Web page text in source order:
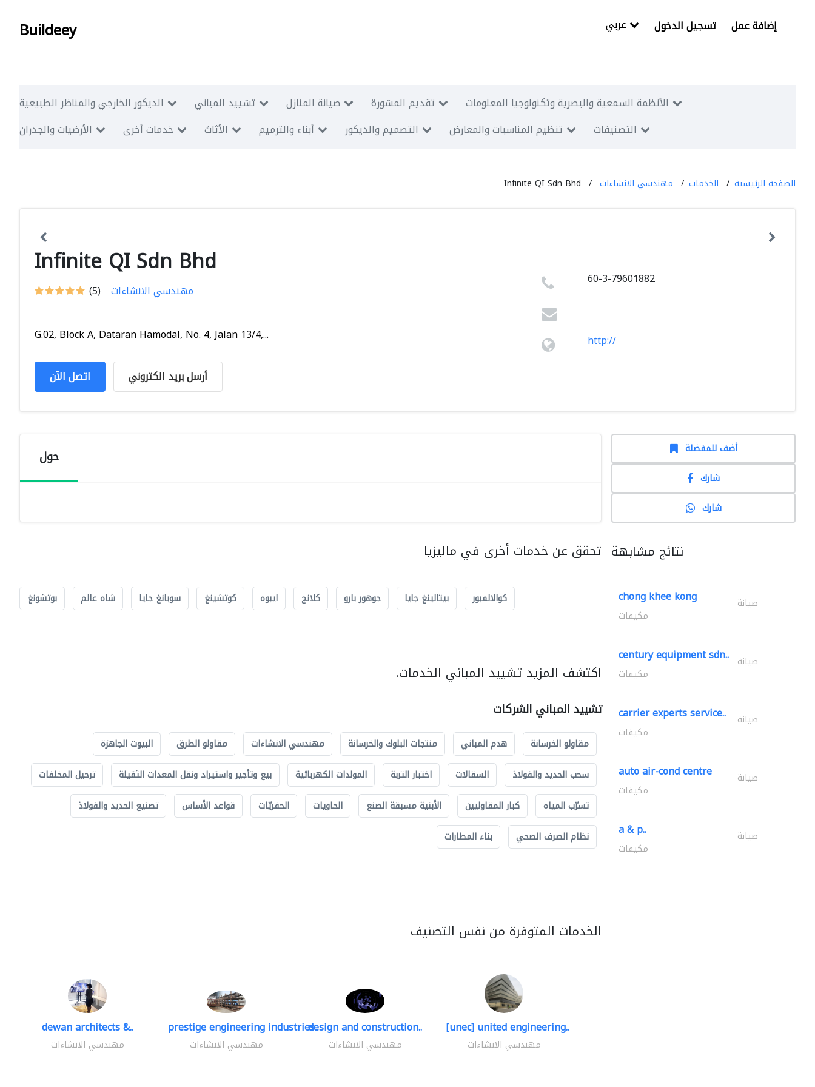
Buildeey تسجيل الدخول إضافة عمل
الديكور الخارجي والمناظر الطبيعية تشييد المباني صيانة المنازل تقديم المشورة
الأنظمة السمعية والبصرية وتكنولوجيا المعلومات
الأرضيات والجدران
خدمات أخرى الأثاث أبناء والترميم التصميم والديكور تنظيم المناسبات والمعارض التصنيفات
الصفحة الرئيسية الخدمات مهندسي الانشاءات Infinite QI Sdn Bhd
Infinite QI Sdn Bhd
(5) مهندسي الانشاءات
G.02, Block A, Dataran Hamodal, No. 4, Jalan 13/4,...
اتصل الآن أرسل بريد الكتروني
60-3-79601882
http://
حول
تحقق عن خدمات أخرى في ماليزيا
كوالالمبور بيتالينغ جايا جوهور بارو كلانج ايبوه كوتشينغ سوبانغ جايا شاه عالم بوتشونغ
اكتشف المزيد تشييد المباني الخدمات.
تشييد المباني الشركات
مقاولو الخرسانة هدم المباني منتجات البلوك والخرسانة مهندسي الانشاءات مقاولو الطرق
البيوت الجاهزة
سحب الحديد والفولاذ
السقالات اختبار التربة المولدات الكهربائية بيع وتأجير واستيراد ونقل المعدات الثقيلة
ترحيل المخلفات
تسرّب المياه
كبار المقاوليين الأبنية مسبقة الصنع الحاويات الحفريّات قواعد الأساس
تصنيع الحديد والفولاذ
نظام الصرف الصحي
بناء المطارات
الخدمات المتوفرة من نفس التصنيف
dewan architects &..
مهندسي الانشاءات
prestige engineering industries..
مهندسي الانشاءات
design and construction..
مهندسي الانشاءات
[unec] united engineering..
مهندسي الانشاءات
أضف للمفضلة
شارك
شارك
نتائج مشابهة
chong khee kong صيانة
مكيفات
century equipment sdn.. صيانة
مكيفات
carrier experts service.. صيانة
مكيفات
auto air-cond centre صيانة
مكيفات
a & p.. صيانة
مكيفات